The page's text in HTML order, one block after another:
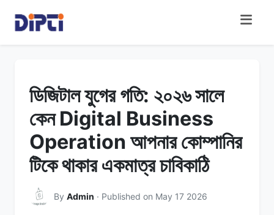
ডিজিটাল যুগের গতি: ২০২৬ সালে
কেন Digital Business
Operation আপনার কোম্পানির
টিকে থাকার একমাত্র চাবিকাঠি
By Admin · Published on May 17 2026